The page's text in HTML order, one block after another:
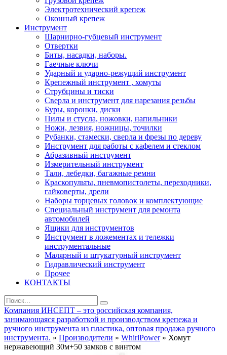
Электротехнический крепеж
Оконный крепеж
Инструмент
Шарнирно-губцевый инструмент
Отвертки
Биты, насадки, наборы.
Гаечные ключи
Ударный и ударно-режущий инструмент
Крепежный инструмент , хомуты
Струбцины и тиски
Сверла и инструмент для нарезания резьбы
Буры, коронки, диски
Пилы и стусла, ножовки, напильники
Ножи, лезвия, ножницы, точилки
Рубанки, стамески, сверла и фрезы по дереву
Инструмент для работы с кафелем и стеклом
Абразивный инструмент
Измерительный инструмент
Тали, лебедки, багажные ремни
Краскопульты, пневмопистолеты, переходники,
гайковерты, дрели
Наборы торцевых головок и комплектующие
Специальный инструмент для ремонта
автомобилей
Ящики для инструментов
Инструмент в ложементах и тележки
инструментальные
Малярный и штукатурный инструмент
Гидравлический инструмент
Прочее
КОНТАКТЫ
Компания ИНСЕПТ – это российская компания,
занимающаяся разработкой и производством крепежа и
ручного инструмента из пластика, оптовая продажа ручного
инструмента. » Производители » WhirlPower» Хомут
нержавеющий 30м+50 замков с винтом